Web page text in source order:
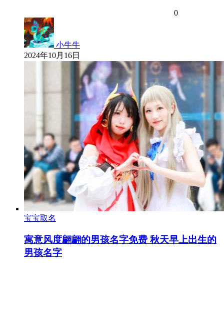
0
小牛牛
2024年10月16日
宝宝取名
寓意风度翩翩的男孩名字免费 秋天早上出生的
男孩名字